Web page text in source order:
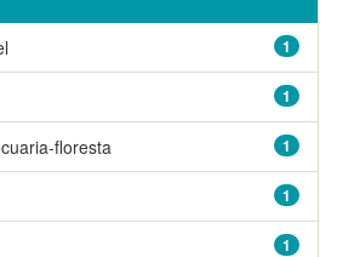
1
1
1
floresta
1
1